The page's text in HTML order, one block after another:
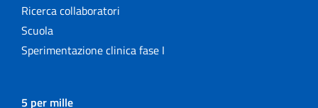
Ricerca collaboratori
Scuola
Sperimentazione clinica fase I
5 per mille